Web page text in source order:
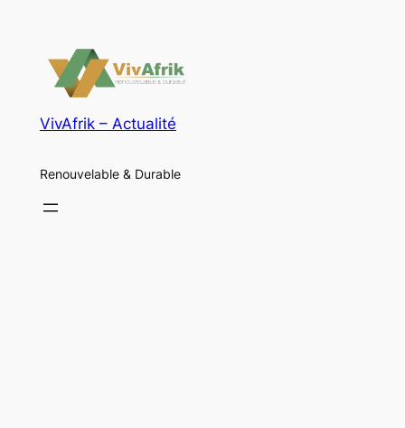
VivAfrik – Actualité
Renouvelable & Durable